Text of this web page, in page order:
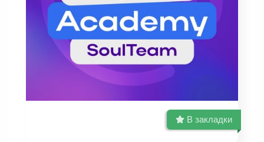
В закладки